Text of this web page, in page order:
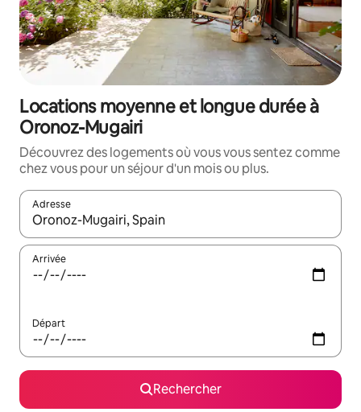
Locations moyenne et longue durée à
Oronoz-Mugairi
Découvrez des logements où vous vous sentez comme
chez vous pour un séjour d'un mois ou plus.
Adresse
Lorsque les résultats s'affichent, utilisez les flèches vers le
Arrivée
Départ
Rechercher